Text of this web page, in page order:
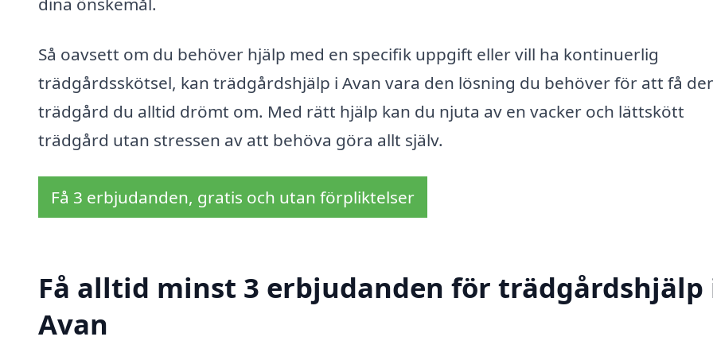
Så oavsett om du behöver hjälp med en specifik uppgift eller vill ha kontinuerlig
trädgårdsskötsel, kan trädgårdshjälp i Avan vara den lösning du behöver för att få
trädgård du alltid drömt om. Med rätt hjälp kan du njuta av en vacker och lättskött
trädgård utan stressen av att behöva göra allt själv.
Få 3 erbjudanden, gratis och utan förpliktelser
Få alltid minst 3 erbjudanden för trädgårdshjälp
Avan